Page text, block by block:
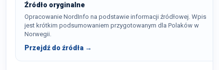
Źródło oryginalne
Opracowanie NordInfo na podstawie informacji źródłowej. Wpis
jest krótkim podsumowaniem przygotowanym dla Polaków w
Norwegii.
Przejdź do źródła →